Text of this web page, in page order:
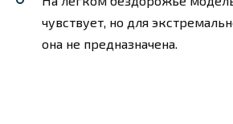
чувствует, но для
она не предназначена.